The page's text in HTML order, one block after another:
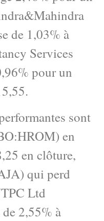
de 1,03% à
Services
pour un
sont
en
en clôture,
qui perd
Ltd
2,55% à